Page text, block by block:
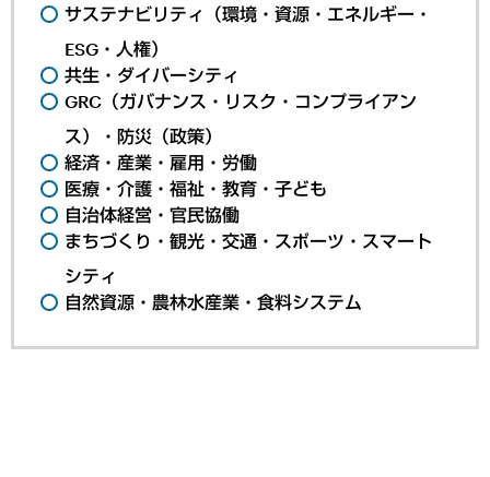
サステナビリティ（環境・資源・エネルギー・
ESG・人権）
共生・ダイバーシティ
GRC（ガバナンス・リスク・コンプライアン
ス）・防災（政策）
経済・産業・雇用・労働
医療・介護・福祉・教育・子ども
自治体経営・官民協働
まちづくり・観光・交通・スポーツ・スマート
シティ
自然資源・農林水産業・食料システム